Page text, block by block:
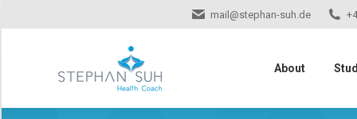
mail@stephan-suh.de
About